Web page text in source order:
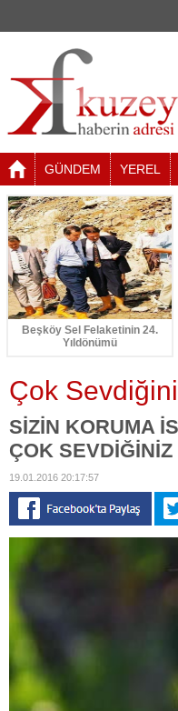
GÜNDEM YEREL
Beşköy Sel Felaketinin 24.
Yıldönümü
Çok
SİZİN KORUMA
ÇOK
19.01.2016 20:17:57